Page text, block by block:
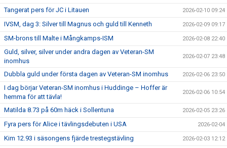
Tangerat pers för JC i Litauen 2026-02-10 09:24
IVSM, dag 3: Silver till Magnus och guld till Kenneth 2026-02-09 09:17
SM-brons till Malte i Mångkamps-ISM 2026-02-08 22:40
Guld, silver, silver under andra dagen av Veteran-SM
inomhus
2026-02-07 23:48
Dubbla guld under första dagen av Veteran-SM inomhus 2026-02-06 23:50
I dag börjar Veteran-SM inomhus i Huddinge – Hoffer är
hemma för att tävla!
2026-02-06 10:54
Matilda 8.73 på 60m häck i Sollentuna 2026-02-05 23:26
Fyra pers för Alice i tävlingsdebuten i USA 2026-02-04
Kim 12.93 i säsongens fjärde trestegstävling 2026-02-03 12:12